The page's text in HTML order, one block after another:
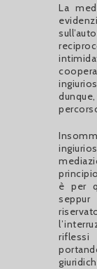
La
è per
riflessi